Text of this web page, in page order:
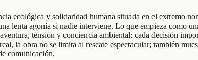
ecológica y solidaridad humana situada en el extremo
lenta agonía si nadie interviene. Lo que empieza como
tensión y conciencia ambiental: cada decisión
la obra no se limita al rescate espectacular; también
comunicación.